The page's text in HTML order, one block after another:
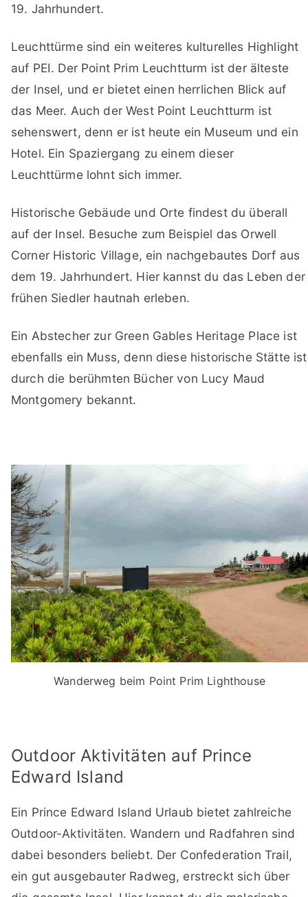
19. Jahrhundert.
Leuchttürme sind ein weiteres kulturelles Highlight
auf PEI. Der Point Prim Leuchtturm ist der älteste
der Insel, und er bietet einen herrlichen Blick auf
das Meer. Auch der West Point Leuchtturm ist
sehenswert, denn er ist heute ein Museum und ein
Hotel. Ein Spaziergang zu einem dieser
Leuchttürme lohnt sich immer.
Historische Gebäude und Orte findest du überall
auf der Insel. Besuche zum Beispiel das Orwell
Corner Historic Village, ein nachgebautes Dorf aus
dem 19. Jahrhundert. Hier kannst du das Leben der
frühen Siedler hautnah erleben.
Ein Abstecher zur Green Gables Heritage Place ist
ebenfalls ein Muss, denn diese historische Stätte ist
durch die berühmten Bücher von Lucy Maud
Montgomery bekannt.
Wanderweg beim Point Prim Lighthouse
Outdoor Aktivitäten auf Prince
Edward Island
Ein Prince Edward Island Urlaub bietet zahlreiche
Outdoor-Aktivitäten. Wandern und Radfahren sind
dabei besonders beliebt. Der Confederation Trail,
ein gut ausgebauter Radweg, erstreckt sich über